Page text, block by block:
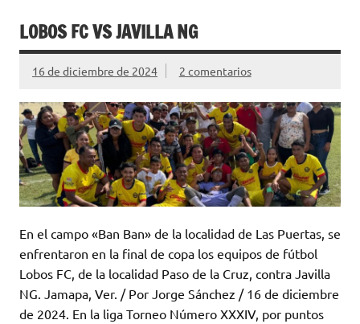
LOBOS FC VS JAVILLA NG
16 de diciembre de 2024 2 comentarios
En el campo «Ban Ban» de la localidad de Las Puertas, se
enfrentaron en la final de copa los equipos de fútbol
Lobos FC, de la localidad Paso de la Cruz, contra Javilla
NG. Jamapa, Ver. / Por Jorge Sánchez / 16 de diciembre
de 2024. En la liga Torneo Número XXXIV, por puntos